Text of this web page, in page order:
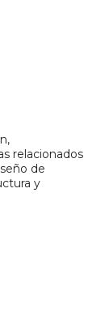
relacionados
de
y